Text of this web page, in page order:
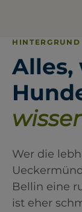
HINTERGRUND
Alles,
Wer die
Bellin eine
ist eher